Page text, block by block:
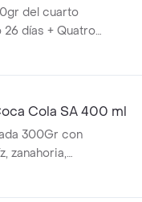
del cuarto
días + Quatro
Cola SA 400 ml
300Gr con
zanahoria,